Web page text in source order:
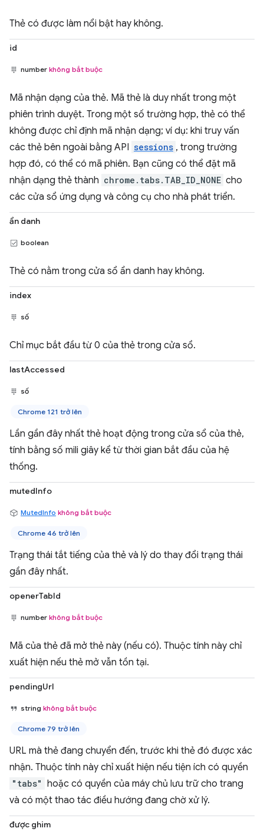
Thẻ có được làm nổi bật hay không.
id
number không bắt buộc
Mã nhận dạng của thẻ. Mã thẻ là duy nhất trong một
phiên trình duyệt. Trong một số trường hợp, thẻ có thể
không được chỉ định mã nhận dạng; ví dụ: khi truy vấn
các thẻ bên ngoài bằng API sessions , trong trường
hợp đó, có thể có mã phiên. Bạn cũng có thể đặt mã
nhận dạng thẻ thành chrome.tabs.TAB_ID_NONE cho
các cửa sổ ứng dụng và công cụ cho nhà phát triển.
ẩn danh
boolean
Thẻ có nằm trong cửa sổ ẩn danh hay không.
index
số
Chỉ mục bắt đầu từ 0 của thẻ trong cửa sổ.
lastAccessed
số
Chrome 121 trở lên
Lần gần đây nhất thẻ hoạt động trong cửa sổ của thẻ,
tính bằng số mili giây kể từ thời gian bắt đầu của hệ
thống.
mutedInfo
MutedInfo không bắt buộc
Chrome 46 trở lên
Trạng thái tắt tiếng của thẻ và lý do thay đổi trạng thái
gần đây nhất.
openerTabId
number không bắt buộc
Mã của thẻ đã mở thẻ này (nếu có). Thuộc tính này chỉ
xuất hiện nếu thẻ mở vẫn tồn tại.
pendingUrl
string không bắt buộc
Chrome 79 trở lên
URL mà thẻ đang chuyển đến, trước khi thẻ đó được xác
nhận. Thuộc tính này chỉ xuất hiện nếu tiện ích có quyền
"tabs" hoặc có quyền của máy chủ lưu trữ cho trang
và có một thao tác điều hướng đang chờ xử lý.
được ghim